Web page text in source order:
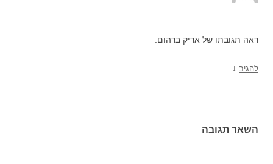
ראה תגובתו של אריק ברהום.
להגיב ↓
השאר תגובה